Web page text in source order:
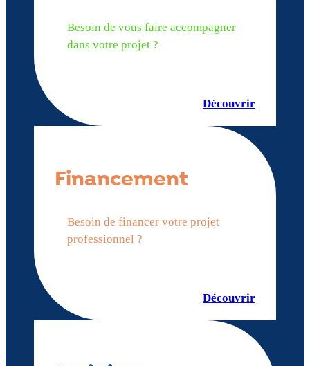
Besoin de vous faire accompagner
dans votre projet ?
Découvrir
Financement
Besoin de financer votre projet
professionnel ?
Découvrir